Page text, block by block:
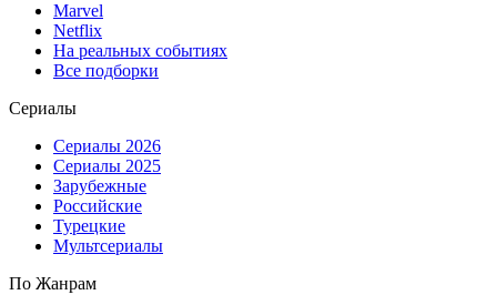
Marvel
Netflix
На реальных событиях
Все подборки
Сериалы
Сериалы 2026
Сериалы 2025
Зарубежные
Российские
Турецкие
Мультсериалы
По Жанрам